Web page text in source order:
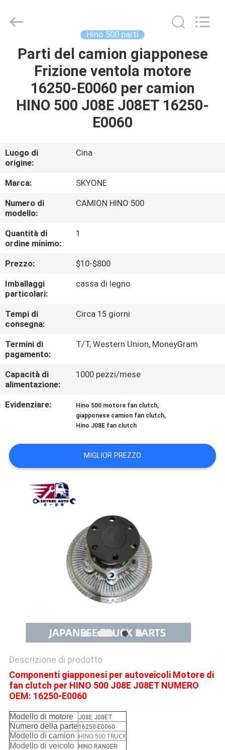
CASA
PRODOTTI
GIRO
DELLA
FABBRICA
CONTROLLO
DI
QUALITÀ
CONTATTICI
NOTIZIE
RICHIEDA
UNA
CITAZIONE
DEL
SITO
PRIVACY
Technology
Reserved.
Hino 500 parti
Parti del camion giapponese
Frizione ventola motore
16250-E0060 per camion
HINO 500 J08E J08ET 16250-
E0060
Luogo di
origine:
Cina
Marca:
SKYONE
Numero di
modello:
CAMION HINO 500
Quantità di
ordine minimo:
1
Prezzo:
$10-$800
Imballaggi
particolari:
cassa di legno
Tempi di
consegna:
Circa 15 giorni
Termini di
pagamento:
T/T, Western Union, MoneyGram
Capacità di
alimentazione:
1000 pezzi/mese
Evidenziare: Hino 500 motore fan clutch,
giapponese camion fan clutch,
Hino J08E fan clutch
MIGLIOR PREZZO
Descrizione di prodotto
Componenti giapponesi per autoveicoli Motore di
fan clutch per HINO 500 J08E J08ET NUMERO
OEM: 16250-E0060
Modello di motore J08E J08ET
Numero della parte16250-E0060
Modello di camion HINO 500 TRUCK
Modello di veicolo
HINO RANGER